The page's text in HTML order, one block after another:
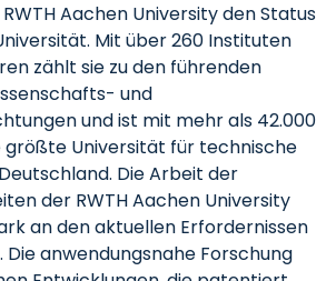
Aachen University den Status
Mit über 260 Instituten
zählt sie zu den führenden
und
und ist mit mehr als 42.000
größte Universität für technische
Die Arbeit der
der RWTH Aachen University
an den aktuellen Erfordernissen
anwendungsnahe Forschung